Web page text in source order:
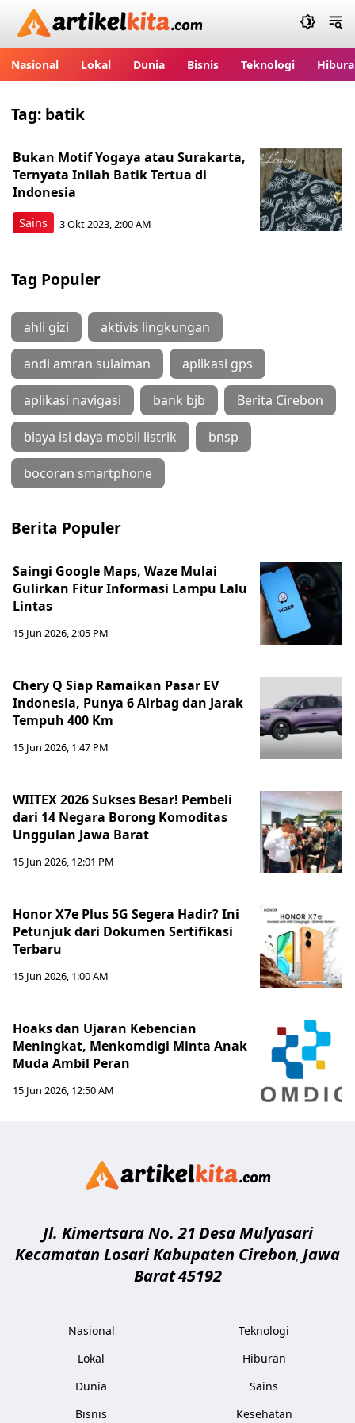
Artikelkita.com
Nasional Lokal Dunia Bisnis Teknologi
Tag: batik
Sains
Bukan Motif Yogaya atau Surakarta,
Ternyata Inilah Batik Tertua di
Indonesia
3 Okt 2023, 2:00 AM
Tag Populer
ahli gizi aktivis lingkungan
andi amran sulaiman aplikasi gps
aplikasi navigasi bank bjb Berita Cirebon
biaya isi daya mobil listrik bnsp
bocoran smartphone
Berita Populer
Saingi Google Maps, Waze Mulai
Gulirkan Fitur Informasi Lampu Lalu
Lintas
15 Jun 2026, 2:05 PM
Chery Q Siap Ramaikan Pasar EV
Indonesia, Punya 6 Airbag dan Jarak
Tempuh 400 Km
15 Jun 2026, 1:47 PM
WIITEX 2026 Sukses Besar! Pembeli
dari 14 Negara Borong Komoditas
Unggulan Jawa Barat
15 Jun 2026, 12:01 PM
Honor X7e Plus 5G Segera Hadir? Ini
Petunjuk dari Dokumen Sertifikasi
Terbaru
15 Jun 2026, 1:00 AM
Hoaks dan Ujaran Kebencian
Meningkat, Menkomdigi Minta Anak
Muda Ambil Peran
15 Jun 2026, 12:50 AM
Jl. Kimertsara No. 21Desa Mulyasari
Kecamatan Losari Kabupaten Cirebon, Jawa
Barat45192
Nasional
Lokal
Dunia
Bisnis
Teknologi
Hiburan
Sains
Kesehatan